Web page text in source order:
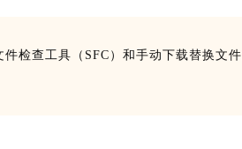
检查工具（SFC）和手动下载替换文